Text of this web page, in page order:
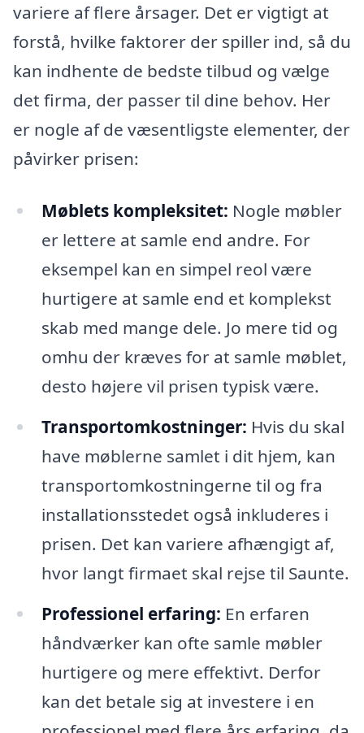
variere af flere årsager. Det er vigtigt at
forstå, hvilke faktorer der spiller ind, så du
kan indhente de bedste tilbud og vælge
det firma, der passer til dine behov. Her
er nogle af de væsentligste elementer, der
påvirker prisen:
Møblets kompleksitet: Nogle møbler
er lettere at samle end andre. For
eksempel kan en simpel reol være
hurtigere at samle end et komplekst
skab med mange dele. Jo mere tid og
omhu der kræves for at samle møblet,
desto højere vil prisen typisk være.
Transportomkostninger: Hvis du skal
have møblerne samlet i dit hjem, kan
transportomkostningerne til og fra
installationsstedet også inkluderes i
prisen. Det kan variere afhængigt af,
hvor langt firmaet skal rejse til Saunte.
Professionel erfaring: En erfaren
håndværker kan ofte samle møbler
hurtigere og mere effektivt. Derfor
kan det betale sig at investere i en